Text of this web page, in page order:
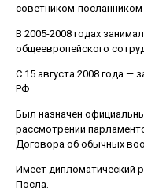
советником-
В 2005-2008 годах
общеевропейского
С 15 августа 2008 года —
РФ.
Был назначен
рассмотрении
Договора об обычных
Имеет дипломатический
Посла.